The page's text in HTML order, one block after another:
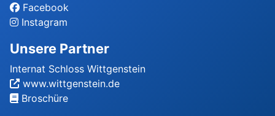
Facebook
Instagram
Unsere Partner
Internat Schloss Wittgenstein
www.wittgenstein.de
Broschüre